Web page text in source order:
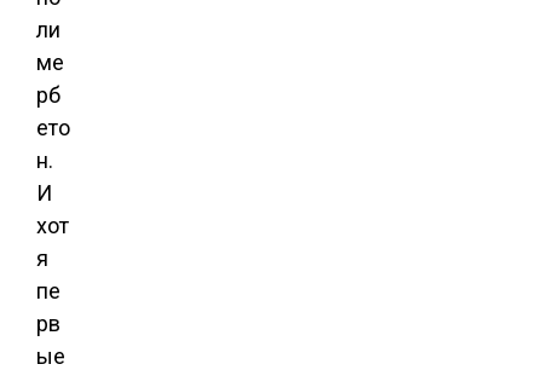
ли
ме
рб
ето
н.
И
хот
я
пе
рв
ые